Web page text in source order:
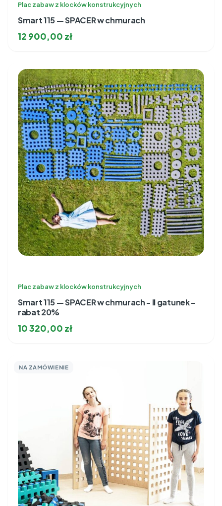
Plac zabaw z klocków konstrukcyjnych
Smart 115 — SPACER w chmurach
12 900,00 zł
Plac zabaw z klocków konstrukcyjnych
Smart 115 — SPACER w chmurach - II gatunek -
rabat 20%
10 320,00 zł
NA ZAMÓWIENIE